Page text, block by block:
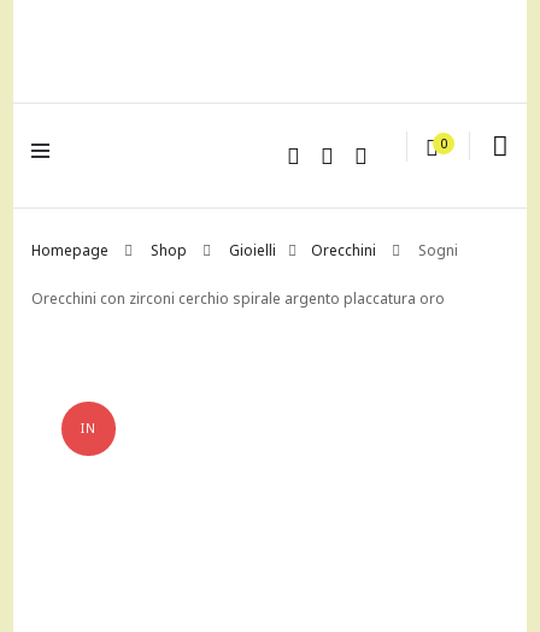
0
Homepage Shop Gioielli Orecchini Sogni
Orecchini con zirconi cerchio spirale argento placcatura oro
IN